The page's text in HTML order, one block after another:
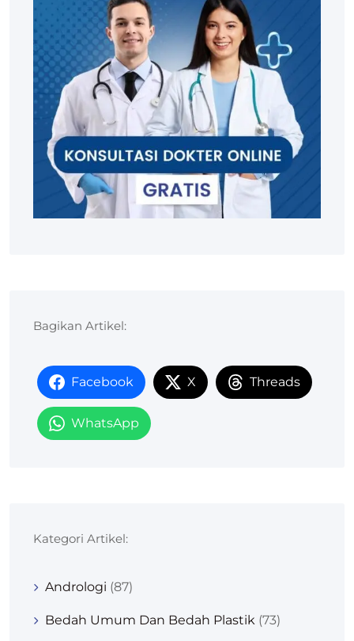
Bagikan Artikel:
Facebook X Threads
WhatsApp
Kategori Artikel:
Andrologi (87)
Bedah Umum Dan Bedah Plastik (73)